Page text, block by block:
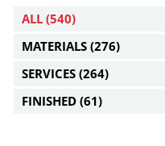
ALL (540)
MATERIALS (276)
SERVICES (264)
FINISHED (61)